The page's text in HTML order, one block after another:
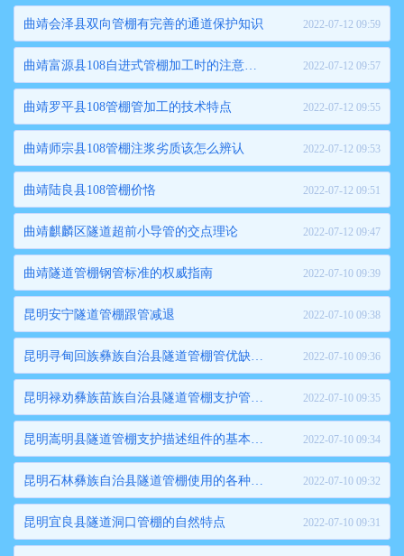
曲靖会泽县双向管棚有完善的通道保护知识 2022-07-12 09:59
曲靖富源县108自进式管棚加工时的注意事项 2022-07-12 09:57
曲靖罗平县108管棚管加工的技术特点 2022-07-12 09:55
曲靖师宗县108管棚注浆劣质该怎么辨认 2022-07-12 09:53
曲靖陆良县108管棚价恪 2022-07-12 09:51
曲靖麒麟区隧道超前小导管的交点理论 2022-07-12 09:47
曲靖隧道管棚钢管标准的权威指南 2022-07-10 09:39
昆明安宁隧道管棚跟管减退 2022-07-10 09:38
昆明寻甸回族彝族自治县隧道管棚管优缺点是什么 2022-07-10 09:36
昆明禄劝彝族苗族自治县隧道管棚支护管季节养护和管理 2022-07-10 09:35
昆明嵩明县隧道管棚支护描述组件的基本结构有哪些 2022-07-10 09:34
昆明石林彝族自治县隧道管棚使用的各种工艺要求 2022-07-10 09:32
昆明宜良县隧道洞口管棚的自然特点 2022-07-10 09:31